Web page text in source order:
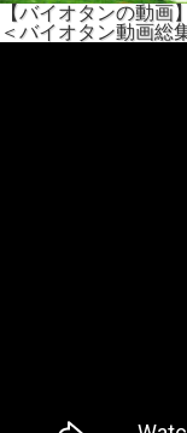
【バイオタンの動画】
＜バイオタン動画総